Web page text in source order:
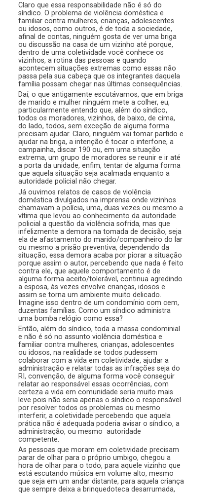
Claro que essa responsabilidade não é só do
síndico. O problema de violência doméstica e
familiar contra mulheres, crianças, adolescentes
ou idosos, como outros, é de toda a sociedade,
afinal de contas, ninguém gosta de ver uma briga
ou discussão na casa de um vizinho até porque,
dentro de uma coletividade você conhece os
vizinhos, a rotina das pessoas e quando
acontecem situações extremas como essas não
passa pela sua cabeça que os integrantes daquela
família possam chegar nas últimas consequências.
Daí, o que antigamente escutávamos, que em briga
de marido e mulher ninguém mete a colher, eu,
particularmente entendo que, além do síndico,
todos os moradores, vizinhos, de baixo, de cima,
do lado, todos, sem exceção de alguma forma
precisam ajudar. Claro, ninguém vai tomar partido e
ajudar na briga, a intenção é tocar o interfone, a
campainha, discar 190 ou, em uma situação
extrema, um grupo de moradores se reunir e ir até
a porta da unidade, enfim, tentar de alguma forma
que aquela situação seja acalmada enquanto a
autoridade policial não chegar.
Já ouvimos relatos de casos de violência
doméstica divulgados na imprensa onde vizinhos
chamavam a polícia, uma, duas vezes ou mesmo a
vítima que levou ao conhecimento da autoridade
policial a questão da violência sofrida, mas que
infelizmente a demora na tomada de decisão, seja
ela de afastamento do marido/companheiro do lar
ou mesmo a prisão preventiva, dependendo da
situação, essa demora acaba por piorar a situação
porque assim o autor, percebendo que nada é feito
contra ele, que aquele comportamento é de
alguma forma aceito/tolerável, continua agredindo
a esposa, às vezes envolve crianças, idosos e
assim se torna um ambiente muito delicado.
Imagine isso dentro de um condomínio com cem,
duzentas famílias. Como um síndico administra
uma bomba relógio como essa?
Então, além do síndico, toda a massa condominial
e não é só no assunto violência doméstica e
familiar contra mulheres, crianças, adolescentes
ou idosos, na realidade se todos pudessem
colaborar com a vida em coletividade, ajudar a
administração e relatar todas as infrações seja do
RI, convenção, de alguma forma você conseguir
relatar ao responsável essas ocorrências, com
certeza a vida em comunidade seria muito mais
leve pois não seria apenas o síndico o responsável
por resolver todos os problemas ou mesmo
interferir, a coletividade percebendo que aquela
prática não é adequada poderia avisar o síndico, a
administração, ou mesmo autoridade
competente.
As pessoas que moram em coletividade precisam
parar de olhar para o próprio umbigo, chegou a
hora de olhar para o todo, para aquele vizinho que
está escutando música em volume alto, mesmo
que seja em um andar distante, para aquela criança
que sempre deixa a brinquedoteca desarrumada,